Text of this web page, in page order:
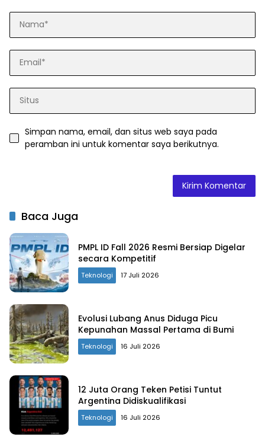
Simpan nama, email, dan situs web saya pada
peramban ini untuk komentar saya berikutnya.
Baca Juga
PMPL ID Fall 2026 Resmi Bersiap Digelar
secara Kompetitif
Teknologi 17 Juli 2026
Evolusi Lubang Anus Diduga Picu
Kepunahan Massal Pertama di Bumi
Teknologi 16 Juli 2026
12 Juta Orang Teken Petisi Tuntut
Argentina Didiskualifikasi
Teknologi 16 Juli 2026